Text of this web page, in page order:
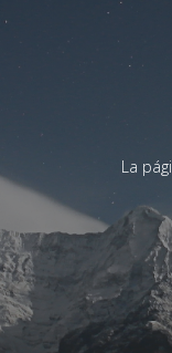
La